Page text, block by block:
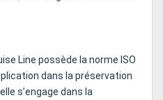
Line possède la norme ISO
dans la préservation
s’engage dans la